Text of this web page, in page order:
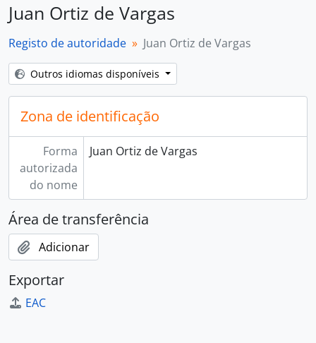
Juan Ortiz de Vargas
Registo de autoridade Juan Ortiz de Vargas
Outros idiomas disponíveis
Zona de identificação
Forma
autorizada
do nome
Juan Ortiz de Vargas
Área de transferência
Adicionar
Exportar
EAC